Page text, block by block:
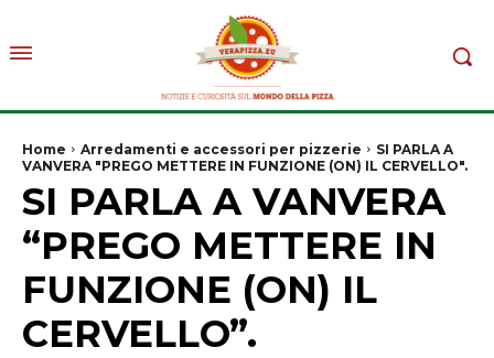
Home Arredamenti e accessori per pizzerie
SI PARLA A
VANVERA "PREGO METTERE IN FUNZIONE (ON) IL CERVELLO".
SI PARLA A VANVERA
“PREGO METTERE IN
FUNZIONE (ON) IL
CERVELLO”.